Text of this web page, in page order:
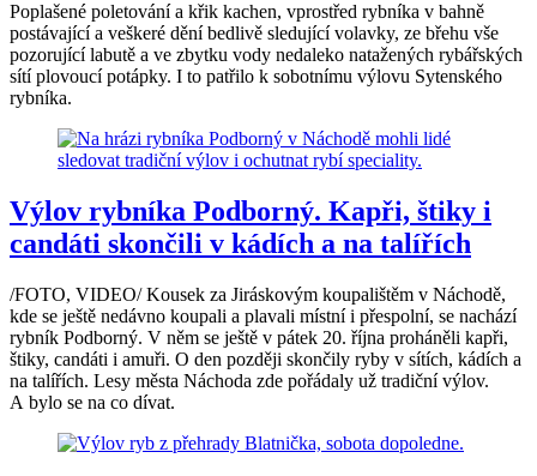
Poplašené poletování a křik kachen, vprostřed rybníka v bahně
postávající a veškeré dění bedlivě sledující volavky, ze břehu vše
pozorující labutě a ve zbytku vody nedaleko natažených rybářských
sítí plovoucí potápky. I to patřilo k sobotnímu výlovu Sytenského
rybníka.
Výlov rybníka Podborný. Kapři, štiky i
candáti skončili v kádích a na talířích
/FOTO, VIDEO/ Kousek za Jiráskovým koupalištěm v Náchodě,
kde se ještě nedávno koupali a plavali místní i přespolní, se nachází
rybník Podborný. V něm se ještě v pátek 20. října proháněli kapři,
štiky, candáti i amuři. O den později skončily ryby v sítích, kádích a
na talířích. Lesy města Náchoda zde pořádaly už tradiční výlov.
A bylo se na co dívat.